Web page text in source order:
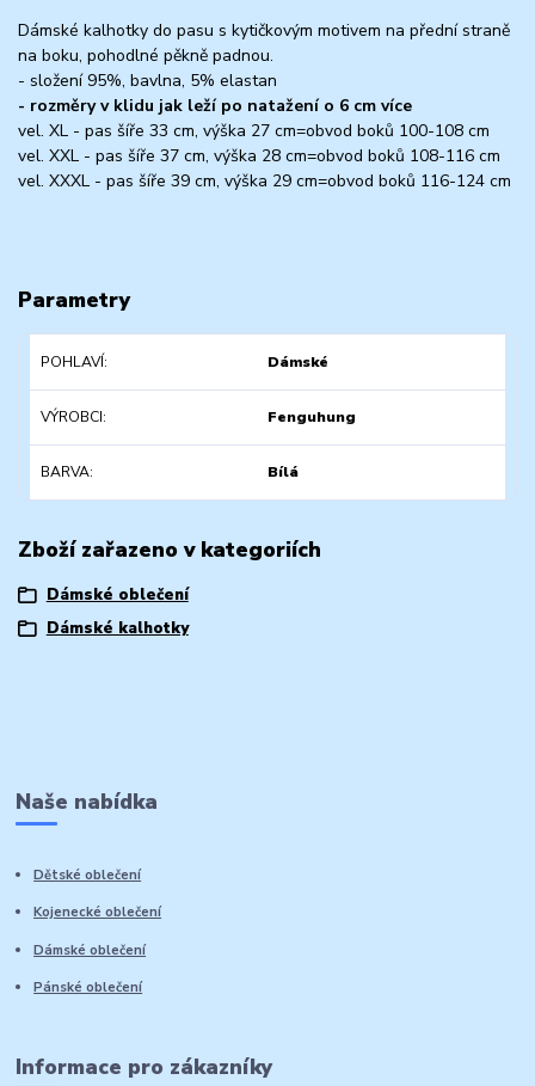
Dámské kalhotky do pasu s kytičkovým motivem na přední straně
na boku, pohodlné pěkně padnou.
- složení 95%, bavlna, 5% elastan
- rozměry v klidu jak leží po natažení o 6 cm více
vel. XL - pas šíře 33 cm, výška 27 cm=obvod boků 100-108 cm
vel. XXL - pas šíře 37 cm, výška 28 cm=obvod boků 108-116 cm
vel. XXXL - pas šíře 39 cm, výška 29 cm=obvod boků 116-124 cm
Parametry
POHLAVÍ Dámské
VÝROBCI Fenguhung
BARVA Bílá
Zboží zařazeno v kategoriích
Dámské oblečení
Dámské kalhotky
Naše nabídka
Dětské oblečení
Kojenecké oblečení
Dámské oblečení
Pánské oblečení
Informace pro zákazníky